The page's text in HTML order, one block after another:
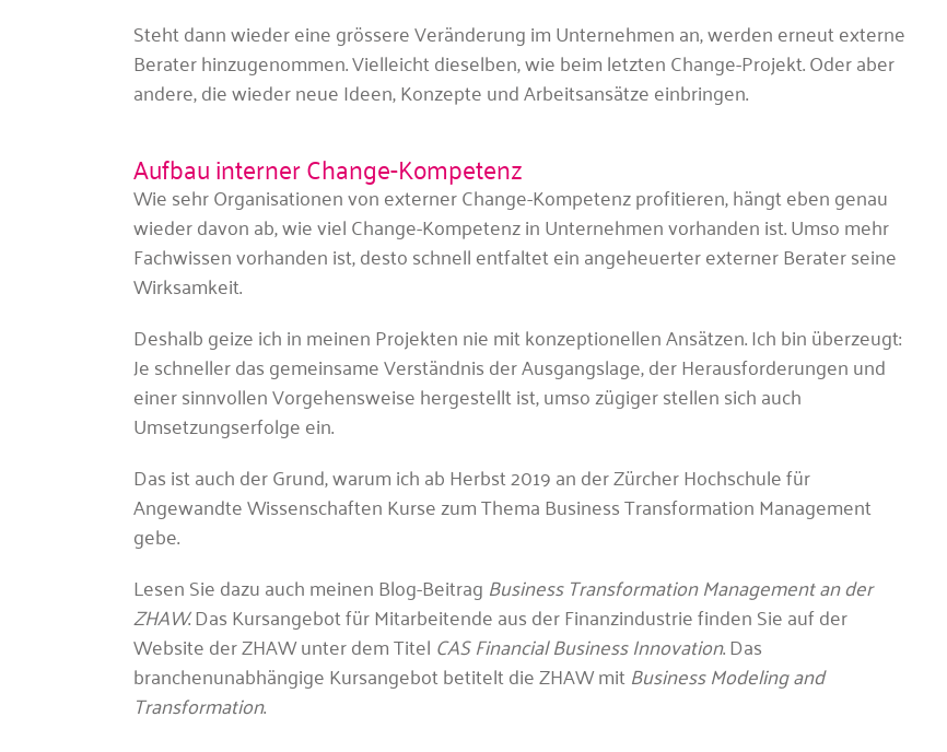
Steht dann wieder eine grössere Veränderung im Unternehmen an, werden erneut externe
Berater hinzugenommen. Vielleicht dieselben, wie beim letzten Change-Projekt. Oder aber
andere, die wieder neue Ideen, Konzepte und Arbeitsansätze einbringen.
Aufbau interner Change-Kompetenz
Wie sehr Organisationen von externer Change-Kompetenz profitieren, hängt eben genau
wieder davon ab, wie viel Change-Kompetenz in Unternehmen vorhanden ist. Umso mehr
Fachwissen vorhanden ist, desto schnell entfaltet ein angeheuerter externer Berater seine
Wirksamkeit.
Deshalb geize ich in meinen Projekten nie mit konzeptionellen Ansätzen. Ich bin überzeugt:
Je schneller das gemeinsame Verständnis der Ausgangslage, der Herausforderungen und
einer sinnvollen Vorgehensweise hergestellt ist, umso zügiger stellen sich auch
Umsetzungserfolge ein.
Das ist auch der Grund, warum ich ab Herbst 2019 an der Zürcher Hochschule für
Angewandte Wissenschaften Kurse zum Thema Business Transformation Management
gebe.
Lesen Sie dazu auch meinen Blog-Beitrag Business Transformation Management an der
ZHAW. Das Kursangebot für Mitarbeitende aus der Finanzindustrie finden Sie auf der
Website der ZHAW unter dem Titel CAS Financial Business Innovation. Das
branchenunabhängige Kursangebot betitelt die ZHAW mitBusiness Modeling and
Transformation.